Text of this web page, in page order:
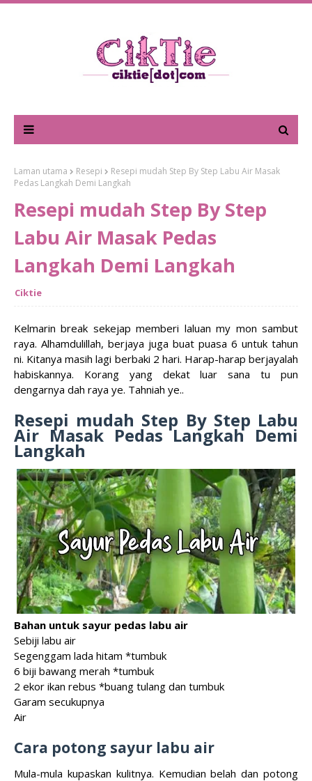
Laman utama Resepi
Resepi mudah Step By Step Labu Air Masak
Pedas Langkah Demi Langkah
Resepi mudah Step By Step
Labu Air Masak Pedas
Langkah Demi Langkah
Ciktie
Kelmarin break sekejap memberi laluan my mon sambut
raya. Alhamdulillah, berjaya juga buat puasa 6 untuk tahun
ni. Kitanya masih lagi berbaki 2 hari. Harap-harap berjayalah
habiskannya. Korang yang dekat luar sana tu pun
dengarnya dah raya ye. Tahniah ye..
Resepi mudah Step By Step Labu
Air Masak Pedas Langkah Demi
Langkah
Bahan untuk sayur pedas labu air
Sebiji labu air
Segenggam lada hitam *tumbuk
6 biji bawang merah *tumbuk
2 ekor ikan rebus *buang tulang dan tumbuk
Garam secukupnya
Air
Cara potong sayur labu air
Mula-mula kupaskan kulitnya. Kemudian belah dan potong